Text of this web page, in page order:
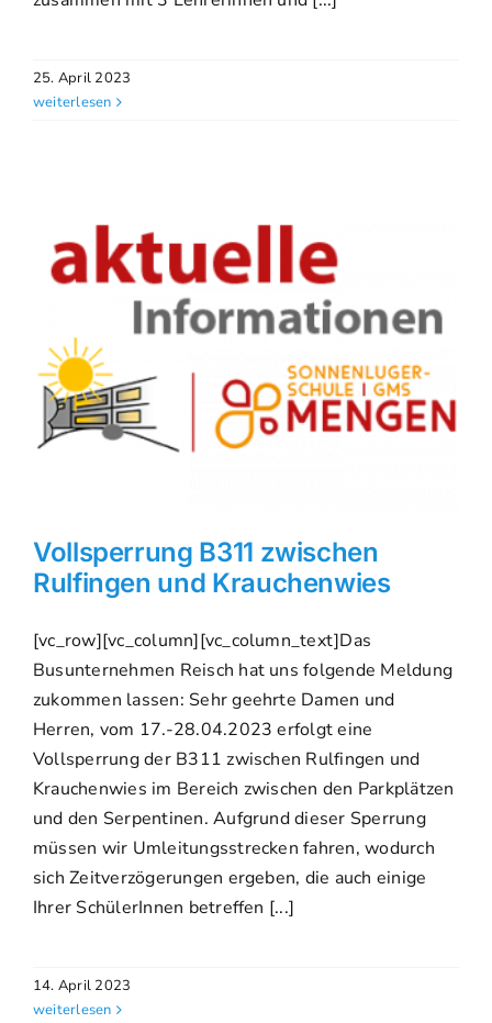
25. April 2023
weiterlesen
Vollsperrung B311 zwischen
Rulfingen und Krauchenwies
[vc_row][vc_column][vc_column_text]Das
Busunternehmen Reisch hat uns folgende Meldung
zukommen lassen: Sehr geehrte Damen und
Herren, vom 17.-28.04.2023 erfolgt eine
Vollsperrung der B311 zwischen Rulfingen und
Krauchenwies im Bereich zwischen den Parkplätzen
und den Serpentinen. Aufgrund dieser Sperrung
müssen wir Umleitungsstrecken fahren, wodurch
sich Zeitverzögerungen ergeben, die auch einige
Ihrer SchülerInnen betreffen [...]
14. April 2023
weiterlesen